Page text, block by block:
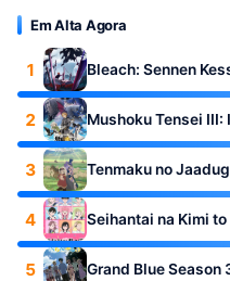
Em Alta Agora
1 Bleach: Sennen
2 Mushoku Tensei
3 Tenmaku no
4 Seihantai na Kimi
5 Grand Blue Season